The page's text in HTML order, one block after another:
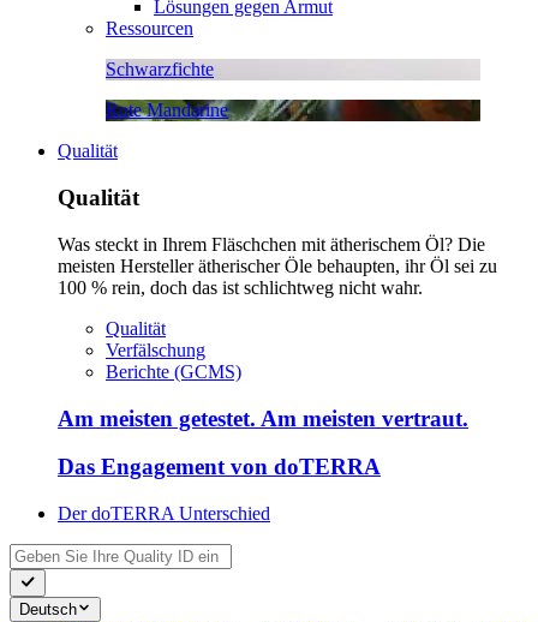
Lösungen gegen Armut
Ressourcen
Schwarzfichte
Rote Mandarine
Qualität
Qualität
Was steckt in Ihrem Fläschchen mit ätherischem Öl? Die
meisten Hersteller ätherischer Öle behaupten, ihr Öl sei zu
100 % rein, doch das ist schlichtweg nicht wahr.
Qualität
Verfälschung
Berichte (GCMS)
Am meisten getestet. Am meisten vertraut.
Das Engagement von doTERRA
Der doTERRA Unterschied
Deutsch